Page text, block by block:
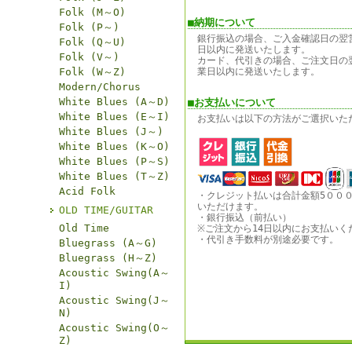
Folk (M～O)
Folk (P～)
Folk (Q～U)
Folk (V～)
Folk (W～Z)
Modern/Chorus
White Blues (A～D)
White Blues (E～I)
White Blues (J～)
White Blues (K～O)
White Blues (P～S)
White Blues (T～Z)
Acid Folk
OLD TIME/GUITAR
Old Time
Bluegrass (A～G)
Bluegrass (H～Z)
Acoustic Swing(A～
I)
Acoustic Swing(J～
N)
Acoustic Swing(O～
Z)
■納期について
銀行振込の場合、ご入金確認日の翌
日以内に発送いたします。
カード、代引きの場合、ご注文日の
業日以内に発送いたします。
■お支払いについて
お支払いは以下の方法がご選択いた
・クレジット払いは合計金額5００
いただけます。
・銀行振込（前払い）
※ご注文から14日以内にお支払いく
・代引き手数料が別途必要です。